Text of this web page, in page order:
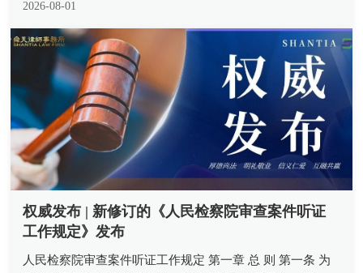
渡》，开展 “重温四渡峥...
2026-08-01
权威发布 | 新修订的《人民检察院审查案件听证
工作规定》发布
人民检察院审查案件听证工作规定 第一章 总 则 第一条 为